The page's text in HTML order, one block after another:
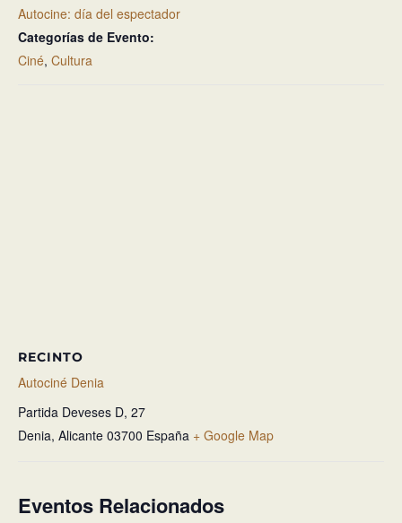
Autocine: día del espectador
Categorías de Evento:
Ciné, Cultura
RECINTO
Autociné Denia
Partida Deveses D, 27
Denia, Alicante 03700 España + Google Map
Eventos Relacionados